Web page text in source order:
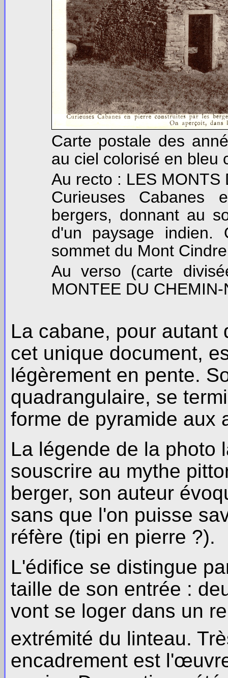
Carte postale des
au ciel colorisé en bleu
Au recto : LES
Curieuses Cabanes
bergers, donnant au
d'un paysage
sommet du Mont
Au verso (carte
MONTEE DU CHEMIN-
La cabane, pour autant
cet unique document,
légèrement en pente.
quadrangulaire, se
forme de pyramide aux
La légende de la photo
souscrire au mythe
berger, son auteur
sans que l'on puisse
réfère (tipi en pierre ?).
L'édifice se distingue
taille de son entrée :
vont se loger dans un
extrémité du linteau.
encadrement est